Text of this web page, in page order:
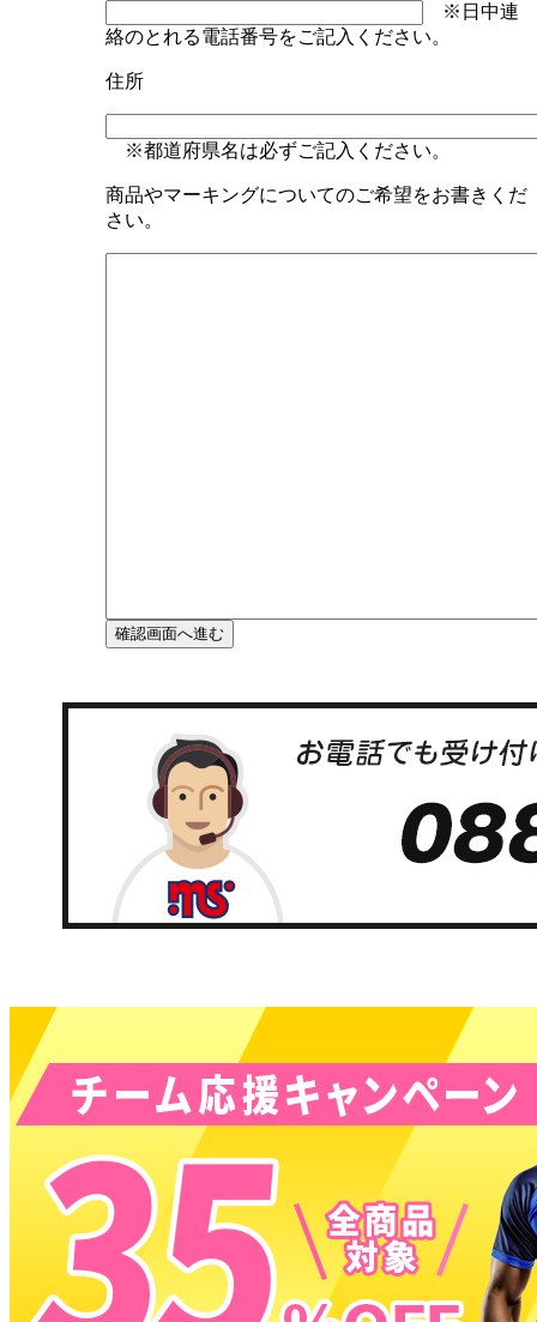
※日中連
絡のとれる電話番号をご記入ください。
住所
※都道府県名は必ずご記入ください。
商品やマーキングについてのご希望をお書きくだ
さい。